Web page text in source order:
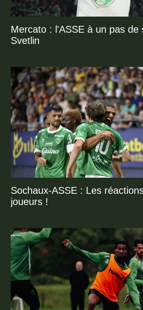
Mercato : l'ASSE à un pas de
Svetlin
Sochaux-ASSE : Les
joueurs !